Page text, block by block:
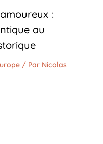
:
au
/ Par Nicolas